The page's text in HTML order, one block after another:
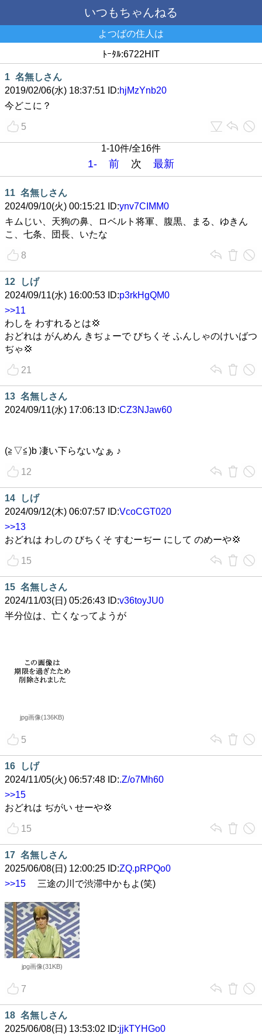
いつもちゃんねる
よつばの住人は
ﾄｰﾀﾙ:6722HIT
1 名無しさん
2019/02/06(水) 18:37:51 ID:hjMzYnb20
今どこに？
5
1-10件/全16件
1- 前 次 最新
11 名無しさん
2024/09/10(火) 00:15:21 ID:ynv7CIMM0
キムじい、天狗の鼻、ロベルト将軍、腹黒、まる、ゆきん
こ、七条、団長、いたな
8
12
しげ
2024/09/11(水) 16:00:53 ID:p3rkHgQM0
>>11
わしを わすれるとは💢
おどれは がんめん きぢょーで びちくそ ふんしゃのけいばつ
ぢゃ💢
21
13 名無しさん
2024/09/11(水) 17:06:13 ID:CZ3NJaw60
(≧▽≦)b 凄い下らないなぁ ♪
12
14
しげ
2024/09/12(木) 06:07:57 ID:VcoCGT020
>>13
おどれは わしの びちくそ すむーぢー にして のめーや💢
15
15 名無しさん
2024/11/03(日) 05:26:43 ID:v36toyJU0
半分位は、亡くなってようが
jpg画像(136KB)
5
16
しげ
2024/11/05(火) 06:57:48 ID:.Z/o7Mh60
>>15
おどれは ぢがい せーや💢
15
17 名無しさん
2025/06/08(日) 12:00:25 ID:ZQ.pRPQo0
>>15 三途の川で渋滞中かもよ(笑)
jpg画像(31KB)
7
18 名無しさん
2025/06/08(日) 13:53:02 ID:jjkTYHGo0